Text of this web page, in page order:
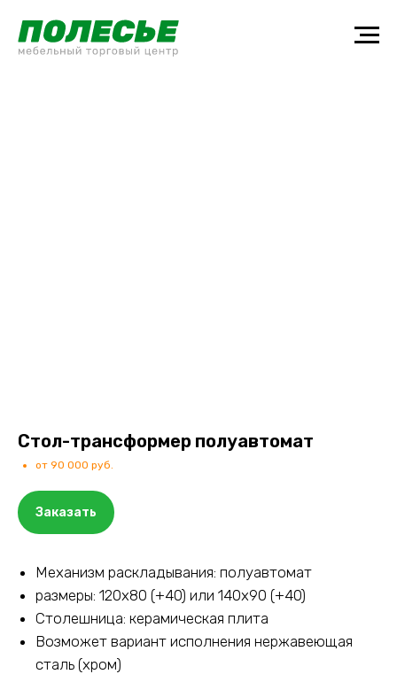
Стол-трансформер полуавтомат
от 90 000 руб.
Заказать
Механизм раскладывания: полуавтомат
размеры: 120х80 (+40) или 140х90 (+40)
Столешница: керамическая плита
Возможет вариант исполнения нержавеющая
сталь (хром)